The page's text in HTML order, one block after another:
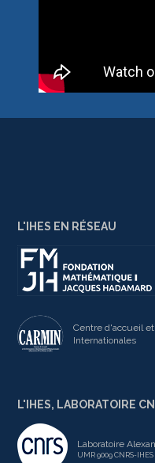
L'IHES EN RÉSEAU
Centre d'accueil
Internationales
L'IHES, LABORATOIRE
Laboratoire
UMR 9009 CNRS-IHES